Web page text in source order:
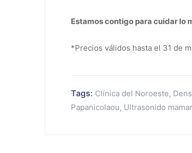
Estamos contigo para cuidar lo
*Precios válidos hasta el 31 de
Tags: Clínica del Noroeste,
Papanicolaou, Ultrasonido